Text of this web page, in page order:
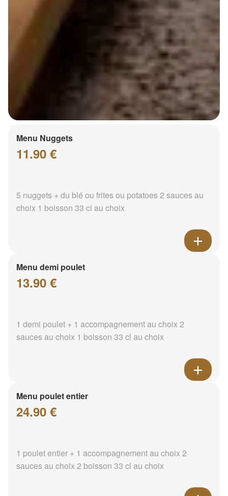
Menu Nuggets
11.90 €
5 nuggets + du blé ou frites ou potatoes 2 sauces au
choix 1 boisson 33 cl au choix
Menu demi poulet
13.90 €
1 demi poulet + 1 accompagnement au choix 2
sauces au choix 1 boisson 33 cl au choix
Menu poulet entier
24.90 €
1 poulet entier + 1 accompagnement au choix 2
sauces au choix 2 boisson 33 cl au choix